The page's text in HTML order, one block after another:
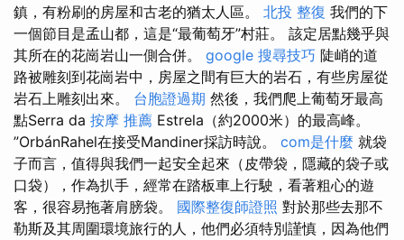
鎮，有粉刷的房屋和古老的猶太人區。 北投 整復 我們的下
一個節目是孟山都，這是“最葡萄牙”村莊。 該定居點幾乎與
其所在的花崗岩山一側合併。 google 搜尋技巧 陡峭的道
路被雕刻到花崗岩中，房屋之間有巨大的岩石，有些房屋從
岩石上雕刻出來。 台胞證過期 然後，我們爬上葡萄牙最高
點Serra da 按摩 推薦 Estrela（約2000米）的最高峰。
”OrbánRahel在接受Mandiner採訪時說。 com是什麼 就袋
子而言，值得與我們一起安全起來（皮帶袋，隱藏的袋子或
口袋），作為扒手，經常在踏板車上行駛，看著粗心的遊
客，很容易拖著肩膀袋。 國際整復師證照 對於那些去那不
勒斯及其周圍環境旅行的人，他們必須特別謹慎，因為他們